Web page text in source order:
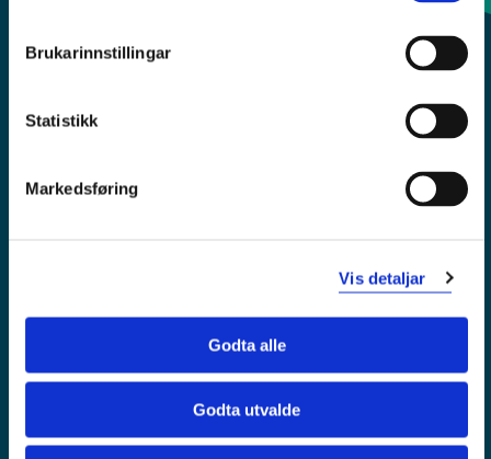
Brukarinnstillingar
Statistikk
Markedsføring
Vis detaljar
Godta alle
Godta utvalde